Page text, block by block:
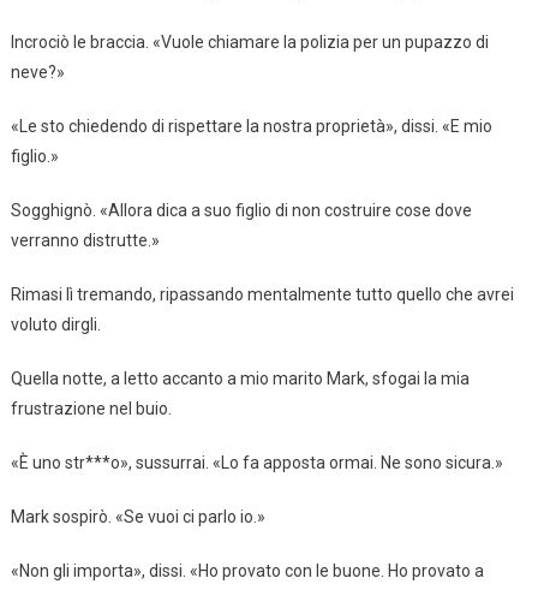
Incrociò le braccia. «Vuole chiamare la polizia per un pupazzo di
neve?»
«Le sto chiedendo di rispettare la nostra proprietà», dissi. «E mio
figlio.»
Sogghignò. «Allora dica a suo figlio di non costruire cose dove
verranno distrutte.»
Rimasi lì tremando, ripassando mentalmente tutto quello che avrei
voluto dirgli.
Quella notte, a letto accanto a mio marito Mark, sfogai la mia
frustrazione nel buio.
«È uno str***o», sussurrai. «Lo fa apposta ormai. Ne sono sicura.»
Mark sospirò. «Se vuoi ci parlo io.»
«Non gli importa», dissi. «Ho provato con le buone. Ho provato a